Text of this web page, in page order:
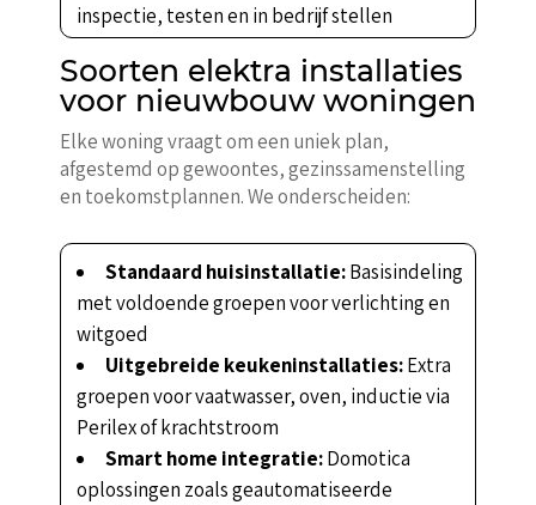
inspectie, testen en in bedrijf stellen
Soorten elektra installaties
voor nieuwbouw woningen
Elke woning vraagt om een uniek plan,
afgestemd op gewoontes, gezinssamenstelling
en toekomstplannen. We onderscheiden:
Standaard huisinstallatie:Basisindeling
met voldoende groepen voor verlichting en
witgoed
Uitgebreide keukeninstallaties:Extra
groepen voor vaatwasser, oven, inductie via
Perilex of krachtstroom
Smart home integratie:Domotica
oplossingen zoals geautomatiseerde